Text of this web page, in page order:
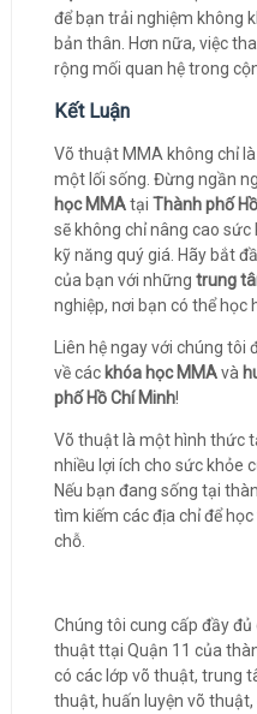
để bạn trải nghiệm không
bản thân. Hơn nữa, việc
rộng mối quan hệ trong
Kết Luận
Võ thuật MMA không chỉ
một lối sống. Đừng ngần
học MMAtại Thành phố
sẽ không chỉ nâng cao
kỹ năng quý giá. Hãy bắt
của bạn với những trung
nghiệp, nơi bạn có thể học
Liên hệ ngay với chúng
về các khóa học MMAvà
phố Hồ Chí Minh!
Võ thuật là một hình thức
nhiều lợi ích cho sức khỏe
Nếu bạn đang sống tại
tìm kiếm các địa chỉ để
chỗ.
Chúng tôi cung cấp đầy
thuật ttại Quận 11 của
có các lớp võ thuật, trung
thuật, huấn luyện võ